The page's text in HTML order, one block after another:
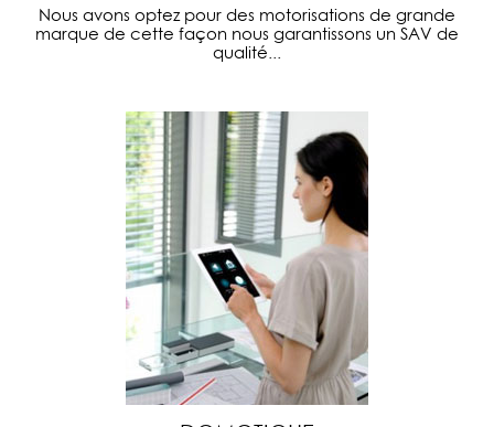
Nous avons optez pour des motorisations de grande
marque de cette façon nous garantissons un SAV de
qualité...